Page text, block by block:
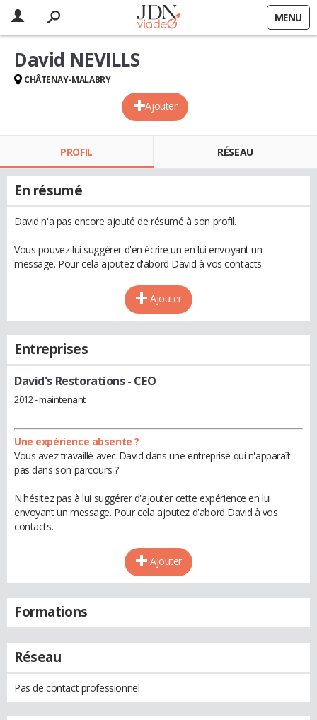
MENU
Ajouter
David NEVILLS
CHÂTENAY-MALABRY
PROFIL RÉSEAU
En résumé
David n'a pas encore ajouté de résumé à son profil.
Vous pouvez lui suggérer d'en écrire un en lui envoyant un
message. Pour cela ajoutez d'abord David à vos contacts.
Ajouter
Entreprises
David's Restorations- CEO
2012 - maintenant
Une expérience absente ?
Vous avez travaillé avec David dans une entreprise qui n'apparaît
pas dans son parcours ?
N'hésitez pas à lui suggérer d'ajouter cette expérience en lui
envoyant un message. Pour cela ajoutez d'abord David à vos
contacts.
Ajouter
Formations
Réseau
Pas de contact professionnel